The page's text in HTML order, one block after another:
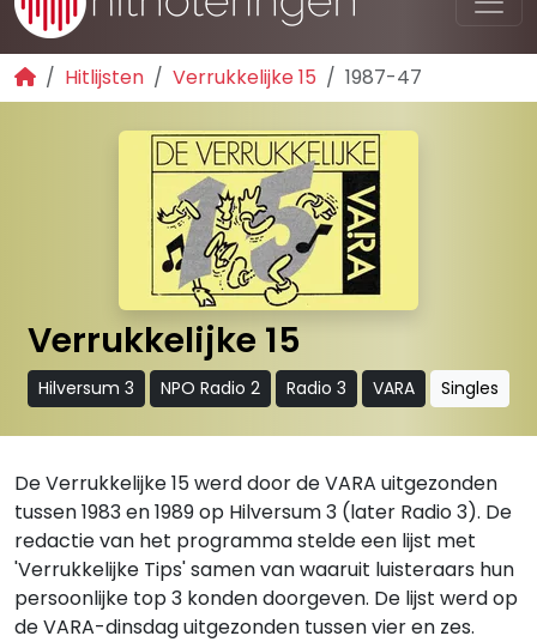
Hitlijsten Verrukkelijke 15 1987-47
Verrukkelijke 15
Hilversum 3 NPO Radio 2 Radio 3 VARA Singles
De Verrukkelijke 15 werd door de VARA uitgezonden
tussen 1983 en 1989 op Hilversum 3 (later Radio 3). De
redactie van het programma stelde een lijst met
'Verrukkelijke Tips' samen van waaruit luisteraars hun
persoonlijke top 3 konden doorgeven. De lijst werd op
de VARA-dinsdag uitgezonden tussen vier en zes.